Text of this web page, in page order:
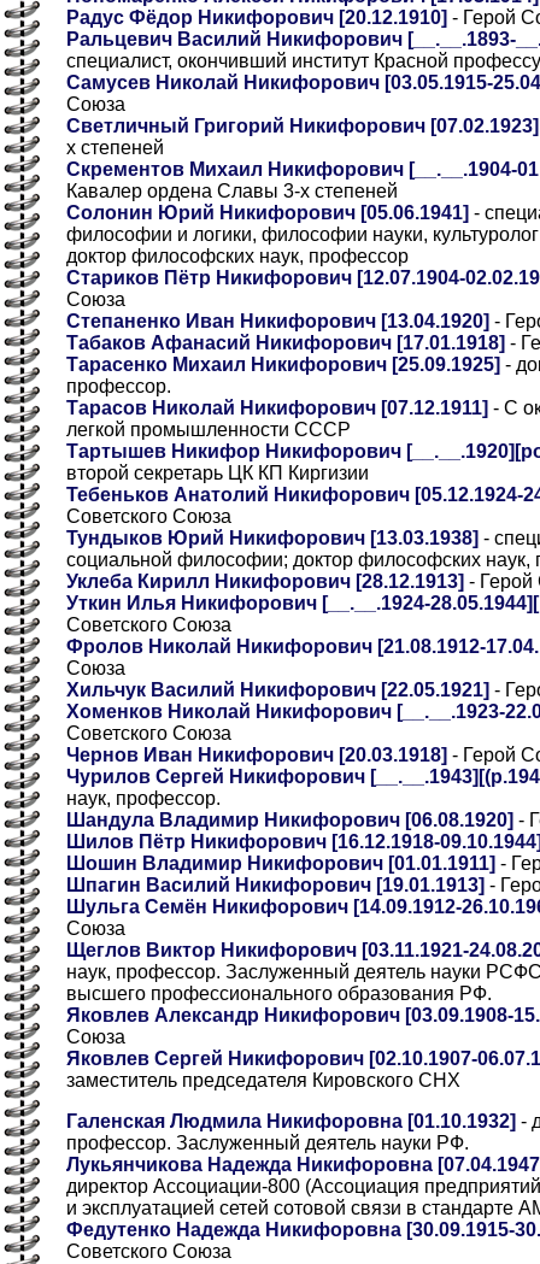
Радус Фёдор Никифорович [20.12.1910] - Герой
Ральцевич Василий Никифорович [__.__.1893-
специалист, окончивший институт Красной
Самусев Николай Никифорович [03.05.1915-
Союза
Светличный Григорий Никифорович [07.02.1923]
х степеней
Скрементов Михаил Никифорович [__.__.1904-
Кавалер ордена Славы 3-х степеней
Солонин Юрий Никифорович [05.06.1941] -
философии и логики, философии науки,
доктор философских наук, профессор
Стариков Пётр Никифорович [12.07.1904-
Союза
Степаненко Иван Никифорович [13.04.1920] -
Табаков Афанасий Никифорович [17.01.1918] -
Тарасенко Михаил Никифорович [25.09.1925] -
профессор.
Тарасов Николай Никифорович [07.12.1911] - С
легкой промышленности СССР
Тартышев Никифор Никифорович
второй секретарь ЦК КП Киргизии
Тебеньков Анатолий Никифорович [05.12.1924-
Советского Союза
Тундыков Юрий Никифорович [13.03.1938] -
социальной философии; доктор философских наук,
Уклеба Кирилл Никифорович [28.12.1913] - Герой
Уткин Илья Никифорович [__.__.1924-
Советского Союза
Фролов Николай Никифорович [21.08.1912-
Союза
Хильчук Василий Никифорович [22.05.1921] -
Хоменков Николай Никифорович [__.__.1923-
Советского Союза
Чернов Иван Никифорович [20.03.1918] - Герой
Чурилов Сергей Никифорович
наук, профессор.
Шандула Владимир Никифорович [06.08.1920] -
Шилов Пётр Никифорович [16.12.1918-
Шошин Владимир Никифорович [01.01.1911] -
Шпагин Василий Никифорович [19.01.1913] -
Шульга Семён Никифорович [14.09.1912-
Союза
Щеглов Виктор Никифорович [03.11.1921-
наук, профессор. Заслуженный деятель науки
высшего профессионального образования РФ.
Яковлев Александр Никифорович [03.09.1908-
Союза
Яковлев Сергей Никифорович [02.10.1907-
заместитель председателя Кировского СНХ
Галенская Людмила Никифоровна [01.10.1932] -
профессор. Заслуженный деятель науки РФ.
Лукьянчикова Надежда Никифоровна
директор Ассоциации-800 (Ассоциация
и эксплуатацией сетей сотовой связи в стандарте
Федутенко Надежда Никифоровна [30.09.1915-
Советского Союза